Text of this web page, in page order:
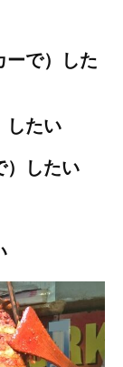
ーで）した
したい
）したい